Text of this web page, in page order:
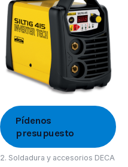
Pídenos
presupuesto
2. Soldadura y accesorios DECA